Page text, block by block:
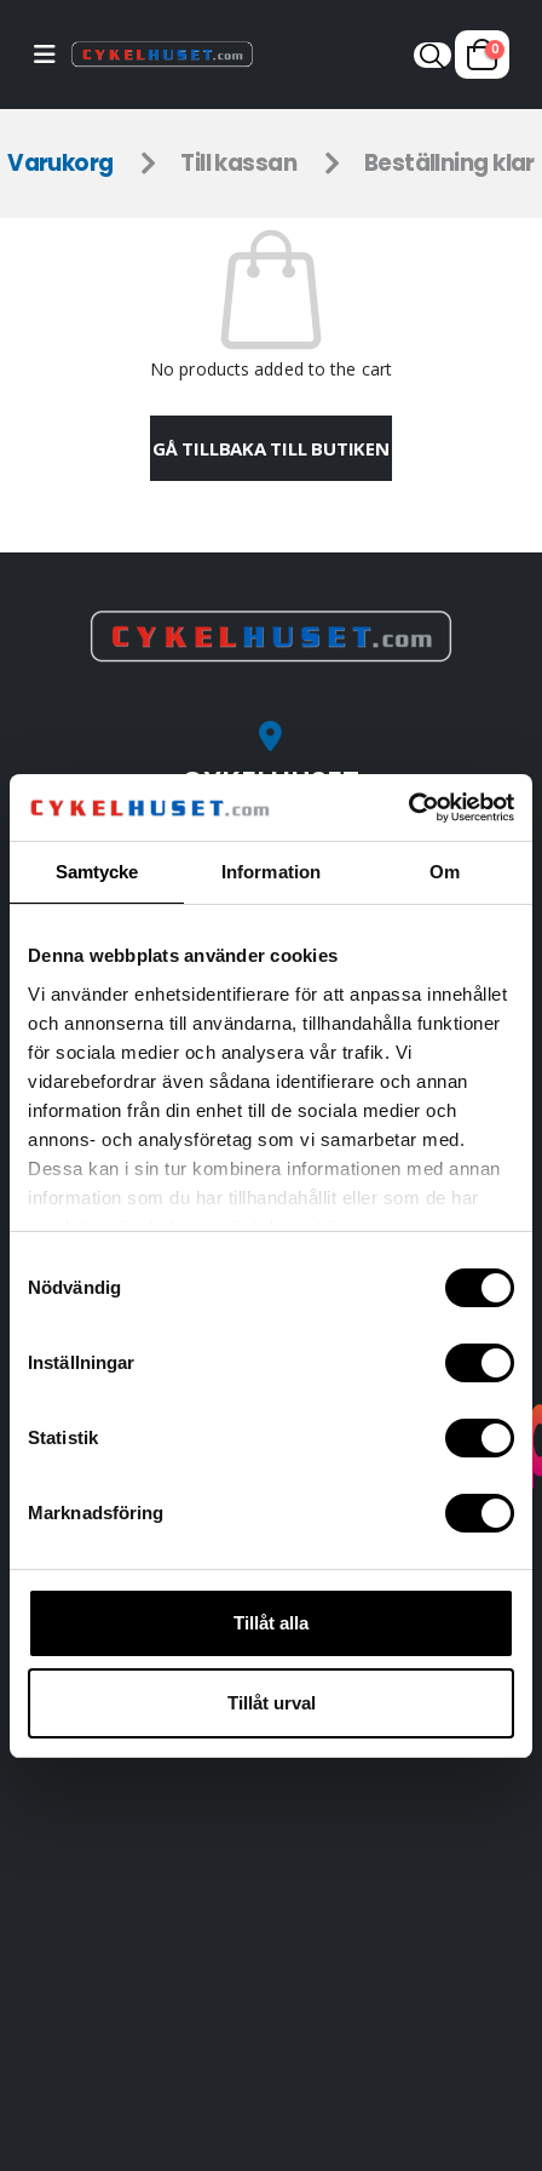
Samtycke Information Om
Denna webbplats använder cookies
Vi använder enhetsidentifierare för att anpassa innehållet
och annonserna till användarna, tillhandahålla funktioner
för sociala medier och analysera vår trafik. Vi
vidarebefordrar även sådana identifierare och annan
information från din enhet till de sociala medier och
annons- och analysföretag som vi samarbetar med.
Dessa kan i sin tur kombinera informationen med annan
information som du har tillhandahållit eller som de har
samlat in när du har använt deras tjänster.
Nödvändig
Inställningar
Statistik
Marknadsföring
Tillåt alla
Tillåt urval
0
Varukorg Till kassan Beställning klar
No products added to the cart
GÅ TILLBAKA TILL BUTIKEN
CYKELHUSET
Sandavägen 2,
194 63 Upplands Väsby
Öppettider
Mån - Fre: 10:00 till 18:00
Lördag: 10:00 - 15:00
Söndag: Stängt
Kontakt
08 590 911 80
E-post:info@cykelhuset.com
Ångra köp